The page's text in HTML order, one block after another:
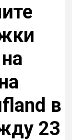
в
23